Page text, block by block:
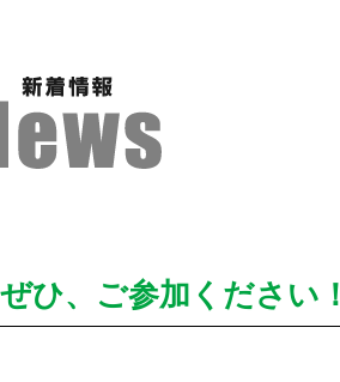
ひ、ご参加ください！